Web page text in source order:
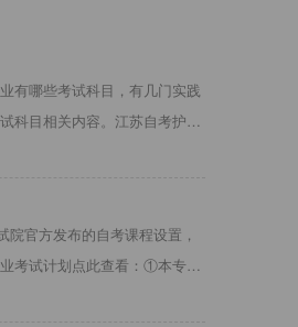
有哪些考试科目，有几门实践
科目相关内容。江苏自考护理
官方发布的自考课程设置，
考试计划点此查看：①本专业